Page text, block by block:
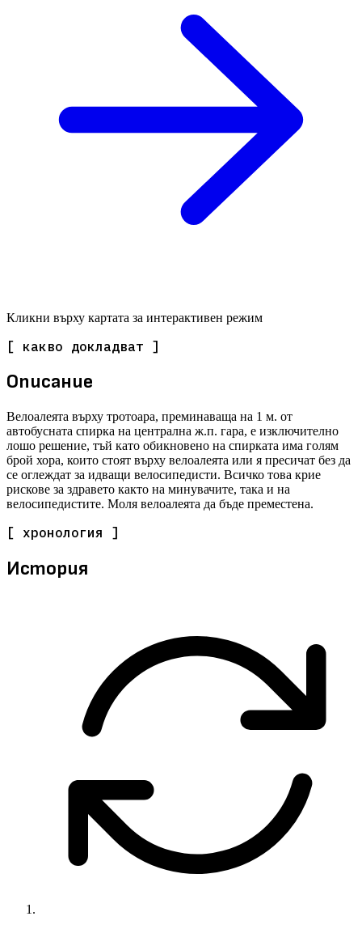
Кликни върху картата за интерактивен режим
[ какво докладват ]
Описание
Велоалеята върху тротоара, преминаваща на 1 м. от
автобусната спирка на централна ж.п. гара, е изключително
лошо решение, тъй като обикновено на спирката има голям
брой хора, които стоят върху велоалеята или я пресичат без да
се оглеждат за идващи велосипедисти. Всичко това крие
рискове за здравето както на минувачите, така и на
велосипедистите. Моля велоалеята да бъде преместена.
[ хронология ]
История